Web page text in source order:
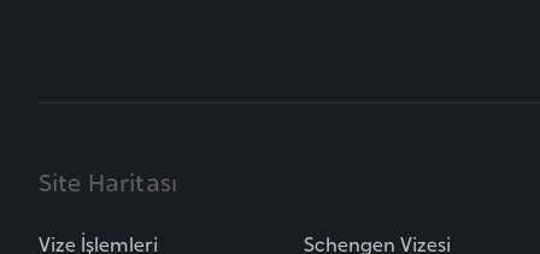
Site Haritası
Vize İşlemleri
Schengen Vizesi
a
i